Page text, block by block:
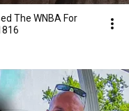
The WNBA For